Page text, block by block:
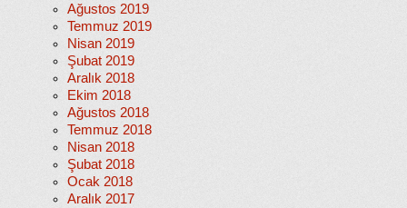
Ağustos 2019
Temmuz 2019
Nisan 2019
Şubat 2019
Aralık 2018
Ekim 2018
Ağustos 2018
Temmuz 2018
Nisan 2018
Şubat 2018
Ocak 2018
Aralık 2017